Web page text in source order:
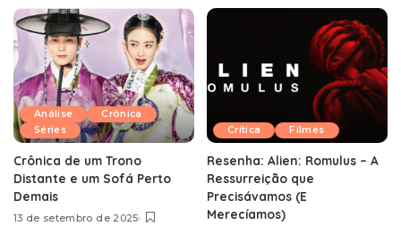
Análise
Crônica
Séries
Crônica de um Trono
Distante e um Sofá Perto
Demais
13 de setembro de 2025
Crítica Filmes
Resenha: Alien: Romulus – A
Ressurreição que
Precisávamos (E
Merecíamos)